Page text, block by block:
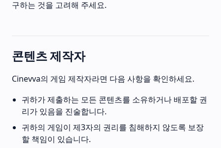
구하는 것을 고려해 주세요.
콘텐츠 제작자
Cinevva의 게임 제작자라면 다음 사항을 확인하세요.
귀하가 제출하는 모든 콘텐츠를 소유하거나 배포할 권
리가 있음을 진술합니다.
귀하의 게임이 제3자의 권리를 침해하지 않도록 보장
할 책임이 있습니다.